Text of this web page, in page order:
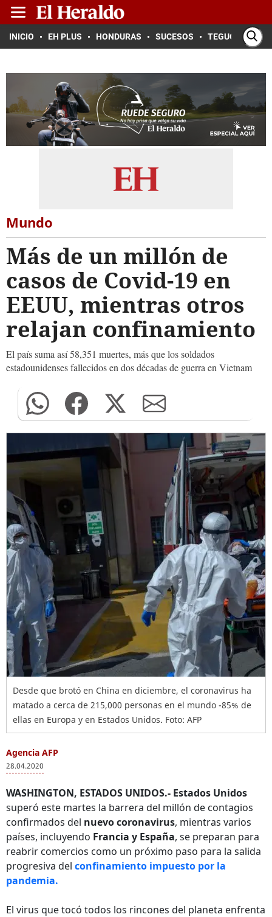
INICIO EH PLUS HONDURAS SUCESOS TEGUCIGALPA
Mundo
Más de un millón de
casos de Covid-19 en
EEUU, mientras otros
relajan confinamiento
El país suma así 58,351 muertes, más que los soldados
estadounidenses fallecidos en dos décadas de guerra en Vietnam
Desde que brotó en China en diciembre, el coronavirus ha
matado a cerca de 215,000 personas en el mundo -85% de
ellas en Europa y en Estados Unidos. Foto: AFP
Agencia AFP
28.04.2020
WASHINGTON, ESTADOS UNIDOS.- Estados Unidos
superó este martes la barrera del millón de contagios
confirmados del nuevo coronavirus, mientras varios
países, incluyendo Francia y España, se preparan para
reabrir comercios como un próximo paso para la salida
progresiva del confinamiento impuesto por la
pandemia.
El virus que tocó todos los rincones del planeta enfrenta